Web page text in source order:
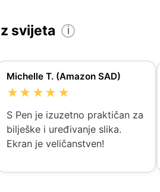
svijeta i
Michelle T. (Amazon SAD)
★★★★★
S Pen je izuzetno praktičan za
bilješke i uređivanje slika.
Ekran je veličanstven!